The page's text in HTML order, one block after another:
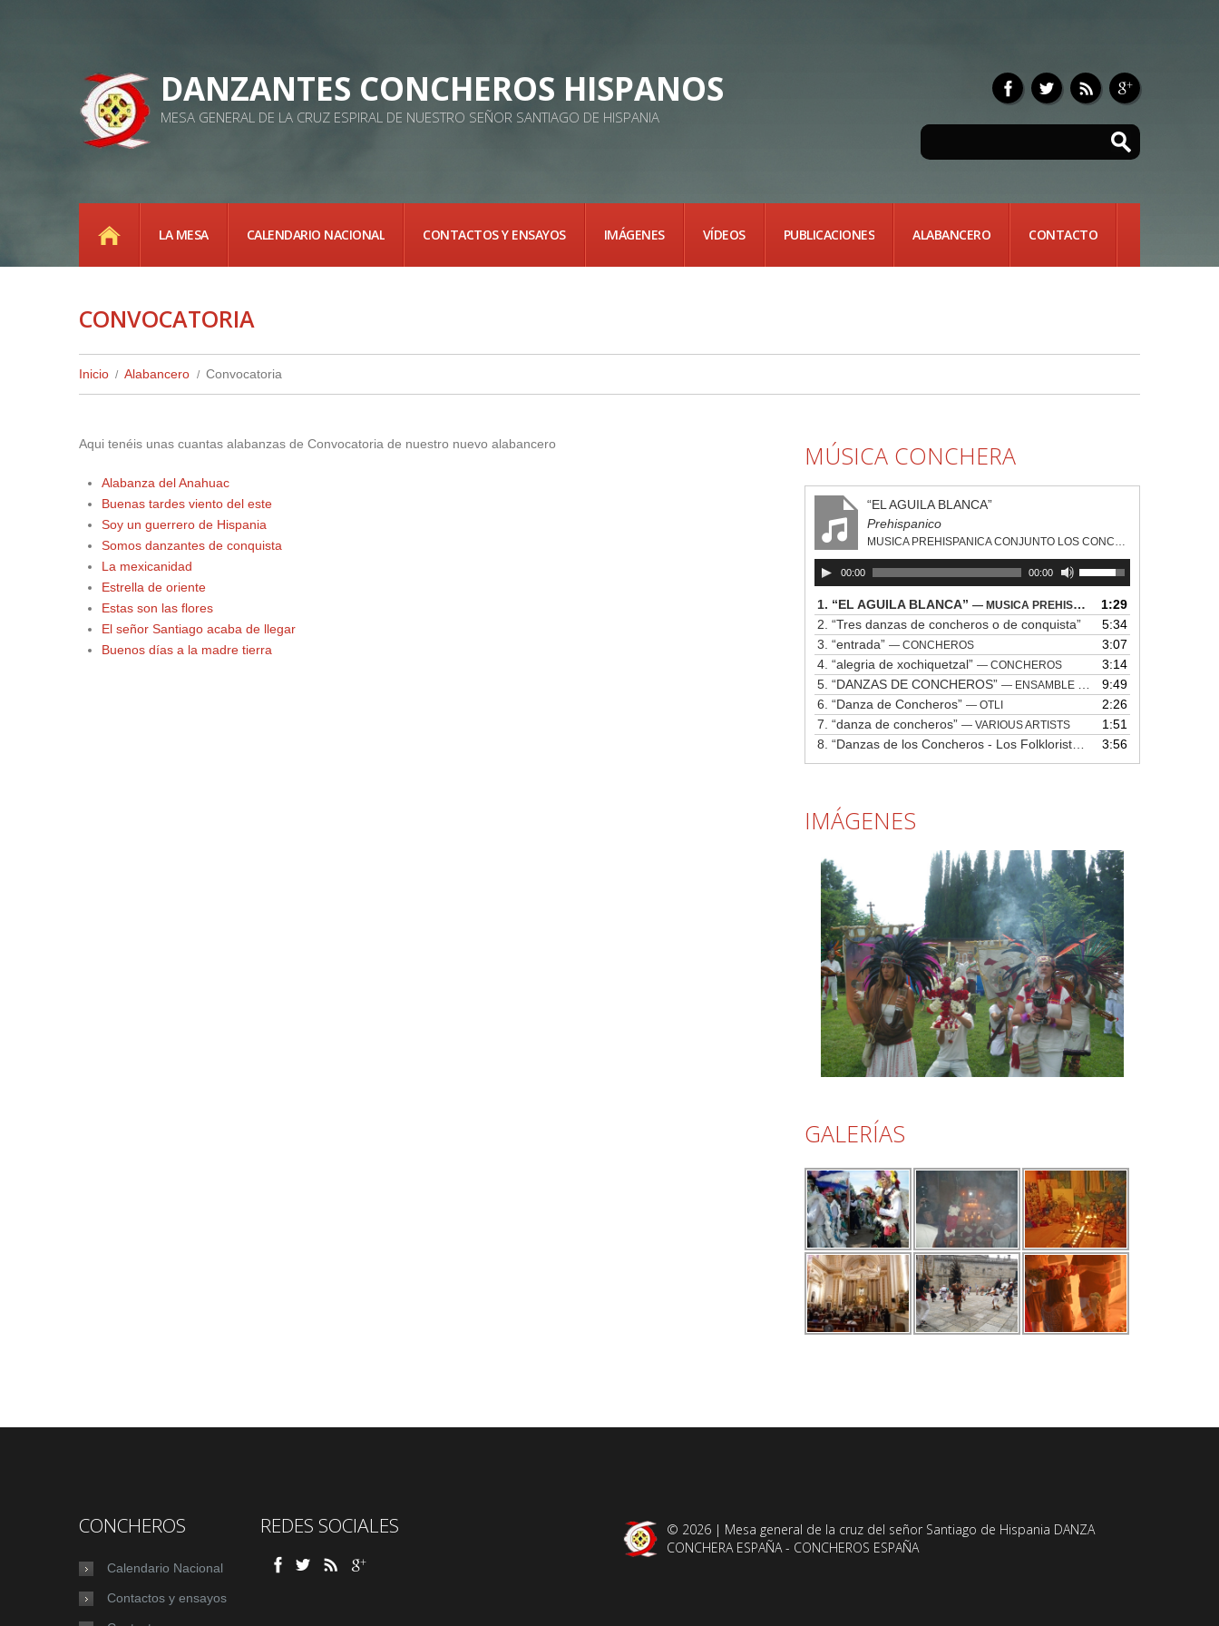
DANZANTES CONCHEROS HISPANOS
MESA GENERAL DE LA CRUZ ESPIRAL DE NUESTRO SEÑOR SANTIAGO DE HISPANIA
INICIOLA MESA CALENDARIO NACIONAL CONTACTOS Y ENSAYOS IMÁGENES VÍDEOS PUBLICACIONES ALABANCERO CONTACTO
CONVOCATORIA
Inicio Alabancero Convocatoria
Aqui tenéis unas cuantas alabanzas de Convocatoria de nuestro nuevo alabancero
Alabanza del Anahuac
Buenas tardes viento del este
Soy un guerrero de Hispania
Somos danzantes de conquista
La mexicanidad
Estrella de oriente
Estas son las flores
El señor Santiago acaba de llegar
Buenos días a la madre tierra
MÚSICA CONCHERA
“EL AGUILA BLANCA”
Prehispanico
00:00 00:00
1. “EL AGUILA BLANCA” — MUSICA PREHISPANICA CONJUNTO LOS CONCHEROS
1:29
2. “Tres danzas de concheros o de conquista”
5:34
3. “entrada” — CONCHEROS
3:07
4. “alegria de xochiquetzal” — CONCHEROS
3:14
5. “DANZAS DE CONCHEROS” — ENSAMBLE FOLKLORICO DE VERACRUZ
9:49
6. “Danza de Concheros” — OTLI
2:26
7. “danza de concheros” — VARIOUS ARTISTS
1:51
8. “Danzas de los Concheros - Los Folkloristas” — VARIOUS ARTISTS
3:56
IMÁGENES
GALERÍAS
CONCHEROS
Calendario Nacional
Contactos y ensayos
REDES SOCIALES
© 2026 | Mesa general de la cruz del señor Santiago de Hispania DANZA
CONCHERA ESPAÑA - CONCHEROS ESPAÑA